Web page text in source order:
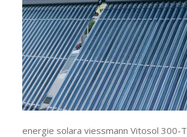
energie solara viessmann Vitosol 300-T